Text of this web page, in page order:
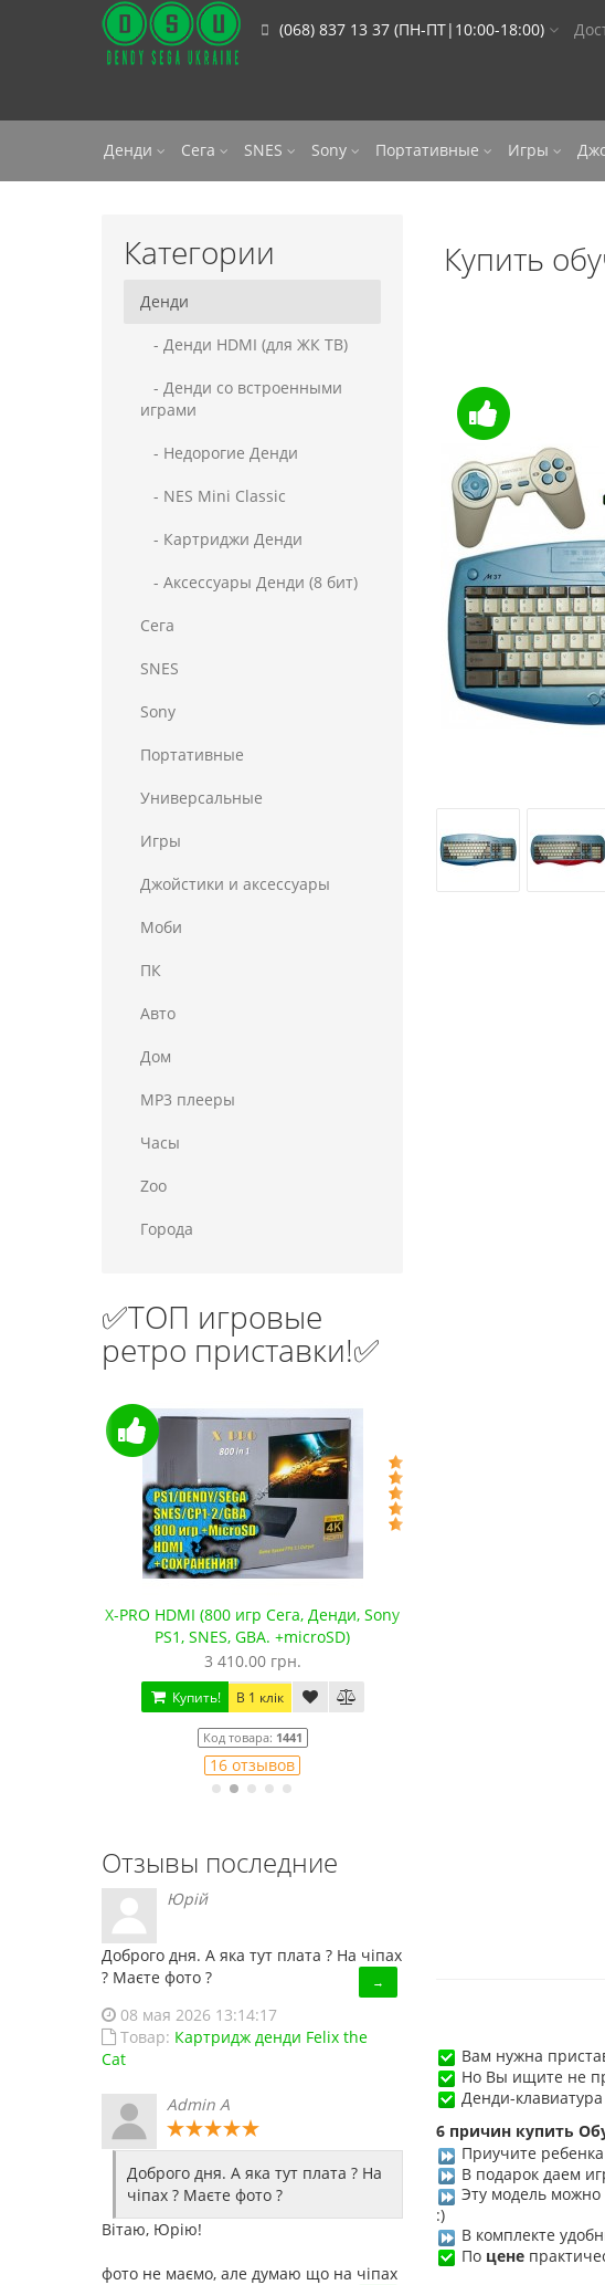
(068) 837 13 37 (ПН-ПТ|10:00-18:00)
Денди Сега SNES Sony Портативные Игры
Категории
Денди
- Денди HDMI (для ЖК ТВ)
- Денди со встроенными
играми
- Недорогие Денди
- NES Mini Classic
- Картриджи Денди
- Аксессуары Денди (8 бит)
Сега
SNES
Sony
Портативные
Универсальные
Игры
Джойстики и аксессуары
Моби
ПК
Авто
Дом
MP3 плееры
Часы
Zoo
Города
✅ТОП игровые
ретро приставки!✅
X-PRO HDMI (800 игр Сега, Денди, Sony
PS1, SNES, GBA. +microSD)
В 1 клік
Сега Мега Драйв 2
Отзывы последние
Юрій
Доброго дня. А яка тут плата ? На чіпах
? Маєте фото ?
→
08 мая 2026 13:14:17
Товар: Картридж денди Felix the
Cat
Admin A
Доброго дня. А яка тут плата ? На
чіпах ? Маєте фото ?
Вітаю, Юрію!
фото не маємо, але думаю що на чіпах
Купить
Вам нужна
Но Вы ищите не
Денди-
6 причин купить
Приучите
В подарок даем
Эту модель
:)
В комплекте
По цене